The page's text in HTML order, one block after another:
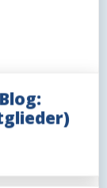
allein oder
und